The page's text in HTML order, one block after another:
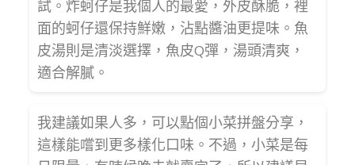
試。炸蚵仔是我個人的最愛，外皮酥脆，裡
面的蚵仔還保持鮮嫩，沾點醬油更提味。魚
皮湯則是清淡選擇，魚皮Q彈，湯頭清爽，
適合解膩。
我建議如果人多，可以點個小菜拼盤分享，
這樣能嚐到更多樣化口味。不過，小菜是每